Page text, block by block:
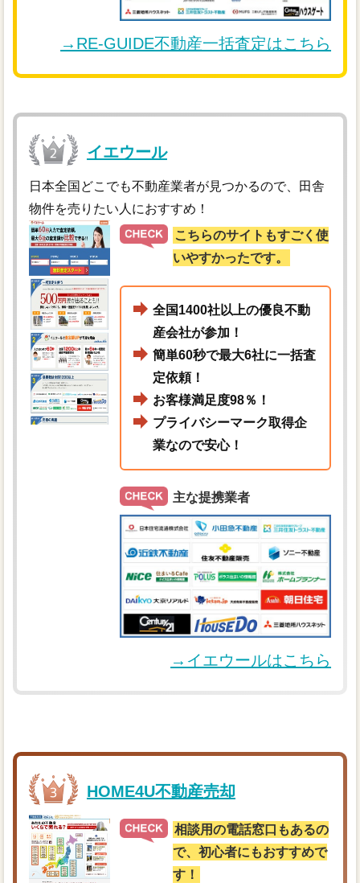
→RE-GUIDE不動産一括査定はこちら
イエウール
日本全国どこでも不動産業者が見つかるので、田舎
物件を売りたい人におすすめ！
こちらのサイトもすごく使
いやすかったです。
全国1400社以上の優良不動
産会社が参加！
簡単60秒で最大6社に一括査
定依頼！
お客様満足度98％！
プライバシーマーク取得企
業なので安心！
主な提携業者
→イエウールはこちら
HOME4U不動産売却
相談用の電話窓口もあるの
で、初心者にもおすすめで
す！